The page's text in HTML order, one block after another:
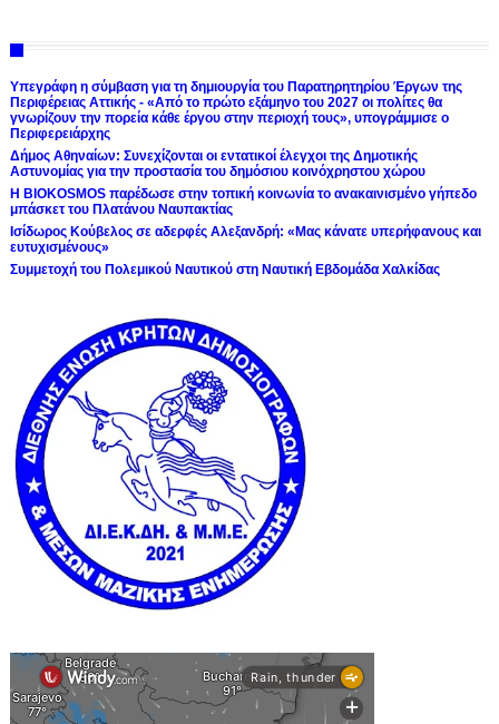
Υπεγράφη η σύμβαση για τη δημιουργία του Παρατηρητηρίου Έργων της
Περιφέρειας Αττικής - «Από το πρώτο εξάμηνο του 2027 οι πολίτες θα
γνωρίζουν την πορεία κάθε έργου στην περιοχή τους», υπογράμμισε ο
Περιφερειάρχης
Δήμος Αθηναίων: Συνεχίζονται οι εντατικοί έλεγχοι της Δημοτικής
Αστυνομίας για την προστασία του δημόσιου κοινόχρηστου χώρου
Η BIOKOSMOS παρέδωσε στην τοπική κοινωνία το ανακαινισμένο γήπεδο
μπάσκετ του Πλατάνου Ναυπακτίας
Ισίδωρος Κούβελος σε αδερφές Αλεξανδρή: «Μας κάνατε υπερήφανους και
ευτυχισμένους»
Συμμετοχή του Πολεμικού Ναυτικού στη Ναυτική Εβδομάδα Χαλκίδας